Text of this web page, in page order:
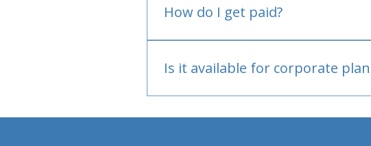
How do I get paid?
Is it available for corporate